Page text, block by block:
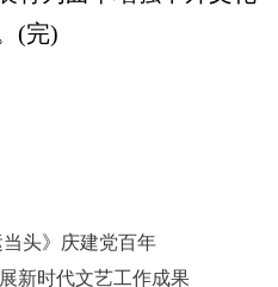
(完)
头》庆建党百年
新时代文艺工作成果